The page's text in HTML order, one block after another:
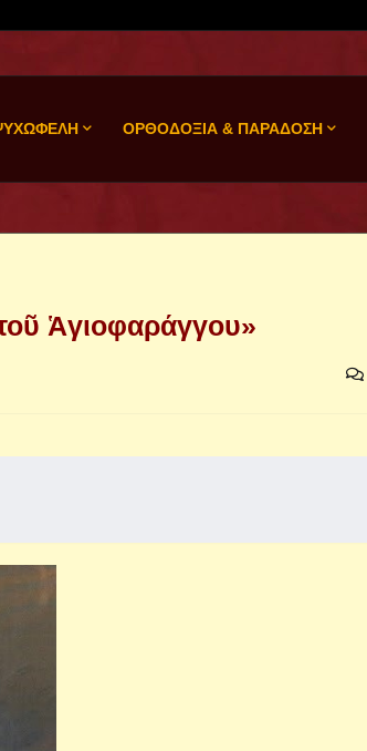
ΟΡΘΟΔΟΞΙΑ & ΠΑΡΑΔΟΣΗ
Ἁγιοφαράγγου»